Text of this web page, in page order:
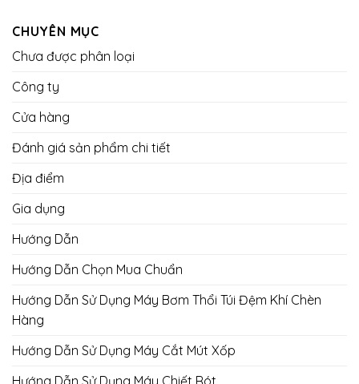
CHUYÊN MỤC
Chưa được phân loại
Công ty
Cửa hàng
Đánh giá sản phẩm chi tiết
Địa điểm
Gia dụng
Hướng Dẫn
Hướng Dẫn Chọn Mua Chuẩn
Hướng Dẫn Sử Dụng Máy Bơm Thổi Túi Đệm Khí Chèn
Hàng
Hướng Dẫn Sử Dụng Máy Cắt Mút Xốp